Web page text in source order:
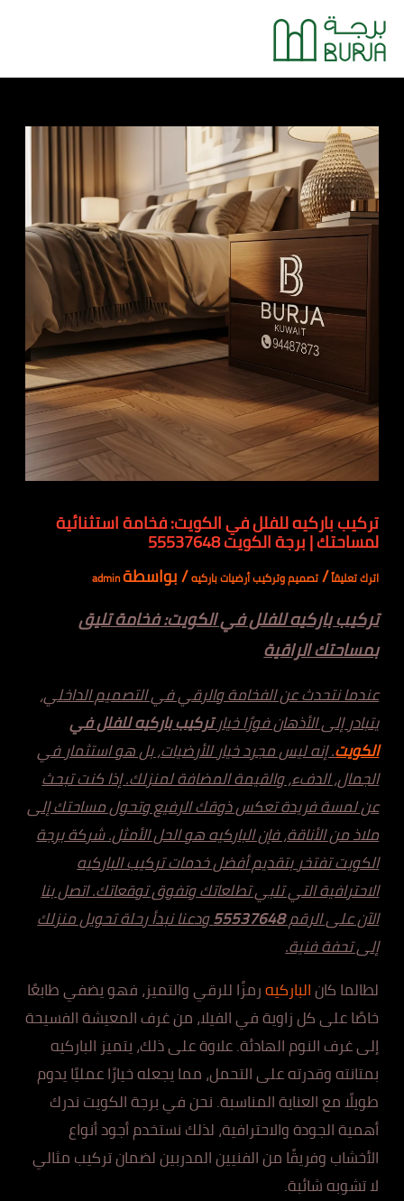
تخطي
إلى
المحتوى
تركيب باركيه للفلل في الكويت: فخامة استثنائية
لمساحتك | برجة الكويت 55537648
اترك تعليقاً/تصميم وتركيب أرضيات باركيه/ بواسطةadmin
تركيب باركيه للفلل في الكويت: فخامة تليق
بمساحتك الراقية
عندما نتحدث عن الفخامة والرقي في التصميم الداخلي،
يتبادر إلى الأذهان فورًا خيارتركيب باركيه للفلل في
الكويت. إنه ليس مجرد خيار للأرضيات، بل هو استثمار في
الجمال، الدفء، والقيمة المضافة لمنزلك. إذا كنت تبحث
عن لمسة فريدة تعكس ذوقك الرفيع وتحول مساحتك إلى
ملاذ من الأناقة، فإن الباركيه هو الحل الأمثل. شركة برجة
الكويت تفتخر بتقديم أفضل خدمات تركيب الباركيه
الاحترافية التي تلبي تطلعاتك وتفوق توقعاتك. اتصل بنا
الآن على الرقم55537648ودعنا نبدأ رحلة تحويل منزلك
إلى تحفة فنية.
لطالما كانالباركيهرمزًا للرقي والتميز، فهو يضفي طابعًا
خاصًا على كل زاوية في الفيلا، من غرف المعيشة الفسيحة
إلى غرف النوم الهادئة. علاوة على ذلك، يتميز الباركيه
بمتانته وقدرته على التحمل، مما يجعله خيارًا عمليًا يدوم
طويلًا مع العناية المناسبة. نحن في برجة الكويت ندرك
أهمية الجودة والاحترافية، لذلك نستخدم أجود أنواع
الأخشاب وفريقًا من الفنيين المدربين لضمان تركيب مثالي
لا تشوبه شائبة.